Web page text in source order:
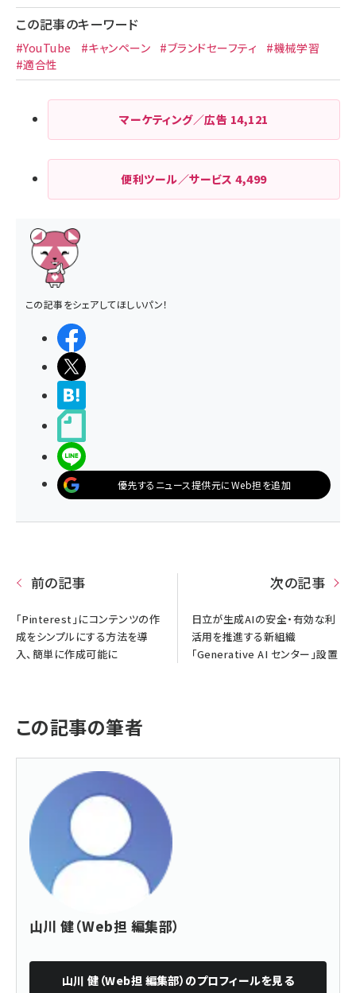
この記事のキーワード
#YouTube #キャンペーン #ブランドセーフティ
#機械学習
#適合性
マーケティング／広告 14,121
便利ツール／サービス4,499
この記事をシェアしてほしいパン！
優先するニュース提供元にWeb担を追加
前の記事
「Pinterest」にコンテンツの作
成をシンプルにする方法を導
入、簡単に作成可能に
次の記事
日立が生成AIの安全・有効な利
活用を推進する新組織
「Generative AI センター」設置
この記事の筆者
山川 健（Web担 編集部）
山川 健（Web担 編集部） のプロフィールを見る